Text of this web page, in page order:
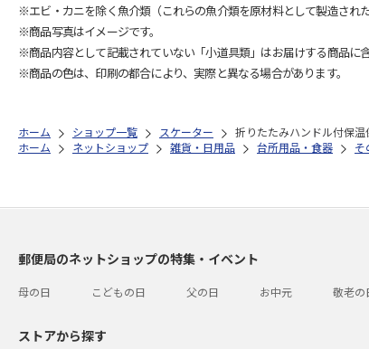
※エビ・カニを除く魚介類（これらの魚介類を原材料として製造され
※商品写真はイメージです。
※商品内容として記載されていない「小道具類」はお届けする商品に
※商品の色は、印刷の都合により、実際と異なる場合があります。
ホーム ショップ一覧 スケーター
折りたたみハンドル付保
ホーム
ネットショップ 雑貨・日用品 台所用品・食器 そ
郵便局のネットショップの特集・イベント
母の日 こどもの日 父の日 お中元 敬老の
ストアから探す